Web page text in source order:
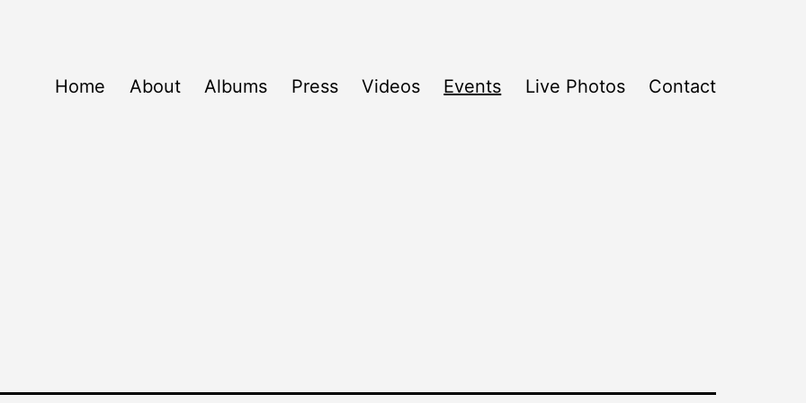
Home About Albums Press Videos Events Live Photos Contact